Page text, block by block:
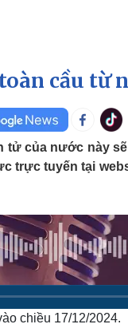
E-Magazine
Infographic
Ô tô - Xe máy
Ô tô
Giải trí
Nghệ sĩ
Thời trang
Sao Việt
cầu từ
tử của nước này
trực tuyến tại
chiều 17/12/2024.